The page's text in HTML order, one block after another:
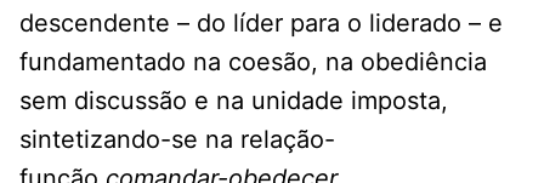
descendente – do líder para o liderado – e
fundamentado na coesão, na obediência
sem discussão e na unidade imposta,
sintetizando-se na relação-